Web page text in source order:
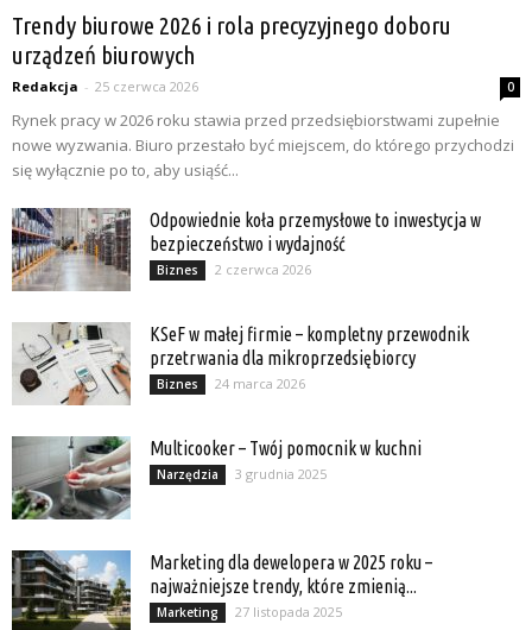
Trendy biurowe 2026 i rola precyzyjnego doboru
urządzeń biurowych
Redakcja - 25 czerwca 2026 0
Rynek pracy w 2026 roku stawia przed przedsiębiorstwami zupełnie
nowe wyzwania. Biuro przestało być miejscem, do którego przychodzi
się wyłącznie po to, aby usiąść...
Odpowiednie koła przemysłowe to inwestycja w
bezpieczeństwo i wydajność
Biznes 2 czerwca 2026
KSeF w małej firmie – kompletny przewodnik
przetrwania dla mikroprzedsiębiorcy
Biznes 24 marca 2026
Multicooker – Twój pomocnik w kuchni
Narzędzia 3 grudnia 2025
Marketing dla dewelopera w 2025 roku –
najważniejsze trendy, które zmienią...
Marketing 27 listopada 2025